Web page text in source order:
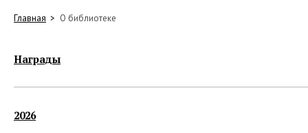
Главная О библиотеке
Награды
2026